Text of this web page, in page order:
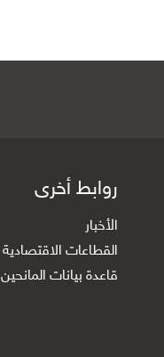
روابط أخرى
الأخبار
القطاعات الاقتصادية
قاعدة بيانات المانحين